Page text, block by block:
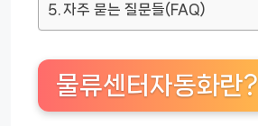
자주 묻는 질문들(FAQ)
물류센터자동화란?